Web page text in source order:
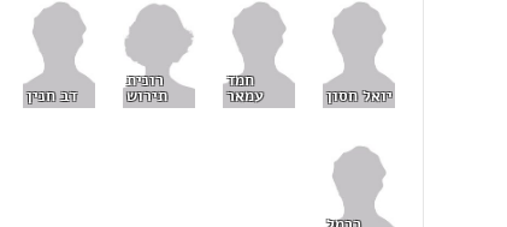
יואל חסון
חמד
עמאר
רונית
תירוש דב חנין